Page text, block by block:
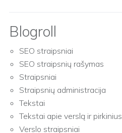
Blogroll
SEO straipsniai
SEO straipsnių rašymas
Straipsniai
Straipsnių administracija
Tekstai
Tekstai apie verslą ir pirkinius
Verslo straipsniai